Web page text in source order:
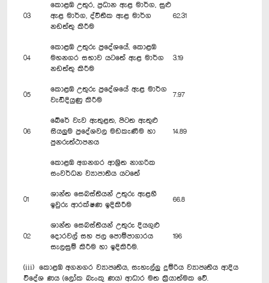
03
කොළඹ උතුර, ප්‍රධාන ඇළ මාර්ග, සුළු
ඇළ මාර්ග, ද්විතීක ඇළ මාර්ග
නඩත්තු කිරීම
62.31
04
කොළඹ උතුරු ප්‍රදේශයේ, කොළඹ
මහනගර සභාව යටතේ ඇළ මාර්ග
නඩත්තු කිරීම
3.19
05
කොළඹ උතුරු ප්‍රදේශයේ ඇළ මාර්ග
වැඩිදියුණු කිරීම
7.97
06
බේරේ වැව ඇතුළත, පිටත ඇතුළු
සියලුම ප්‍රදේශවල මඩකැණීම හා
පුනරුත්ථාපනය
14.89
කොළඹ අගනගර ආශ්‍රිත නාගරික
සංවර්ධන ව්‍යාපාතිය යටතේ
01
ශාන්ත සෙබස්තියන් උතුරු ඇළහී
ඉවුරු ආරක්ෂණ ඉදිකිරීම
66.8
02
ශාන්ත සෙබස්තියන් උතුරු දියගුළු
දොරවල් සහ ජල පොම්පාගාරය
සැලසුම් කිරීම හා ඉදිකිරීම.
196
(iii) කොළඹ අගනගර ව්‍යාපෘතිය, සැහැල්ලු දුම්රිය ව්‍යාපෘතිය ආදිය
විදේශ ණය (ලෝක බැංකු ණය) ආධාර මත ක්‍රියාත්මක වේ.